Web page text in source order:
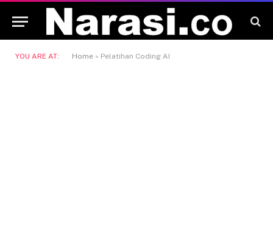
YOU ARE AT: Home » Pelatihan Coding AI